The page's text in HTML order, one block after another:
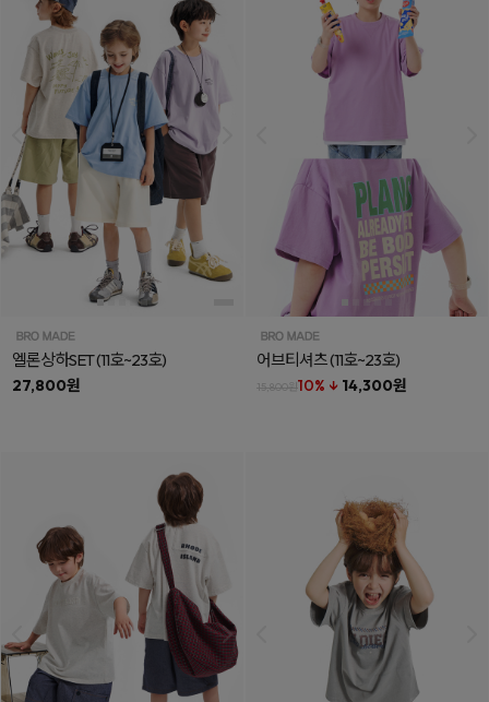
엘론상하SET(11호~23호)
27,800원
어브티셔츠(11호~23호)
15,800원10% ↓ 14,300원